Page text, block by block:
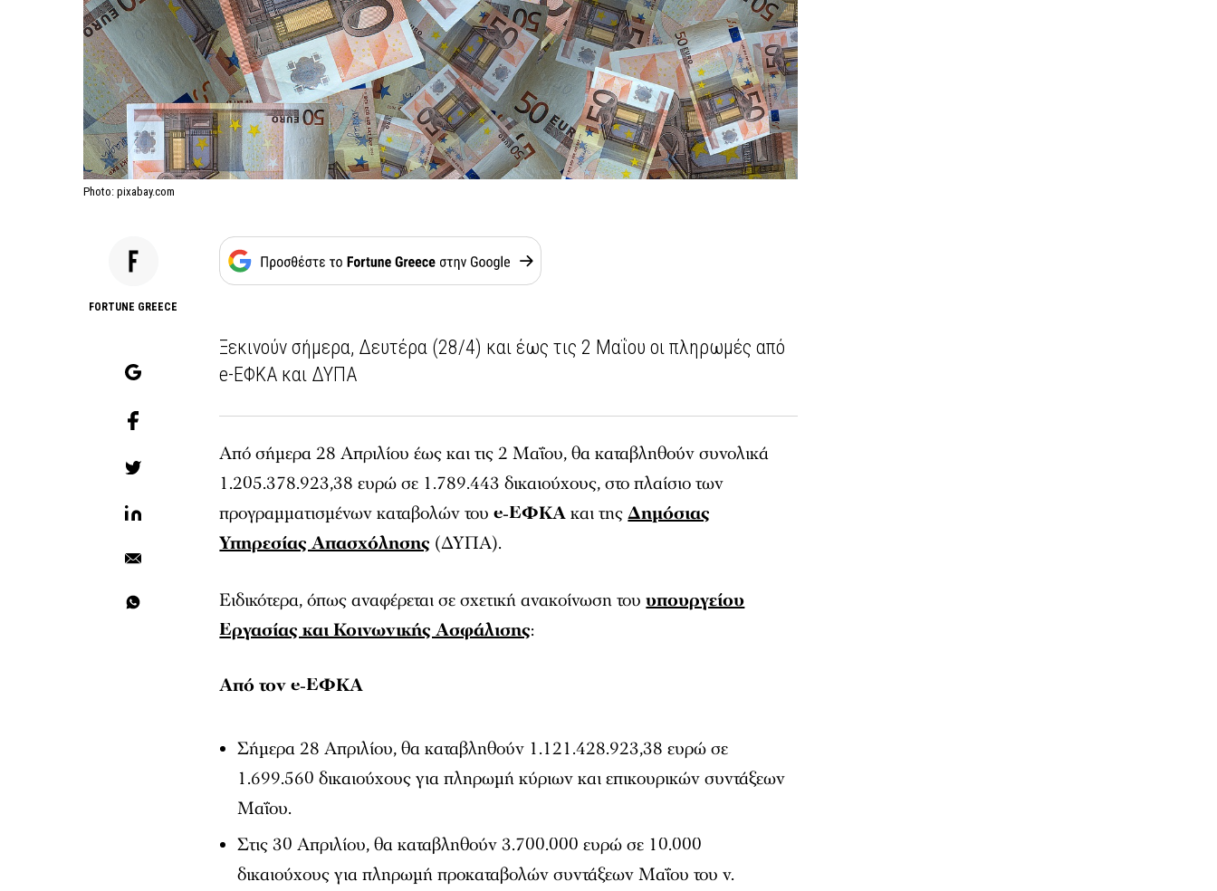
Photo: pixabay.com
FORTUNE GREECE
Ξεκινούν σήμερα, Δευτέρα (28/4) και έως τις 2 Μαΐου οι πληρωμές από
e-ΕΦΚΑ και ΔΥΠΑ
Από σήμερα 28 Απριλίου έως και τις 2 Μαΐου, θα καταβληθούν συνολικά
1.205.378.923,38 ευρώ σε 1.789.443 δικαιούχους, στο πλαίσιο των
προγραμματισμένων καταβολών τουe-ΕΦΚΑκαι τηςΔημόσιας
Υπηρεσίας Απασχόλησης (ΔΥΠΑ).
Ειδικότερα, όπως αναφέρεται σε σχετική ανακοίνωση τουυπουργείου
Εργασίας και Κοινωνικής Ασφάλισης:
Από τον e-ΕΦΚΑ
Σήμερα 28 Απριλίου, θα καταβληθούν 1.121.428.923,38 ευρώ σε
1.699.560 δικαιούχους για πληρωμή κύριων και επικουρικών συντάξεων
Μαΐου.
Στις 30 Απριλίου, θα καταβληθούν 3.700.000 ευρώ σε 10.000
δικαιούχους για πληρωμή προκαταβολών συντάξεων Μαΐου του ν.